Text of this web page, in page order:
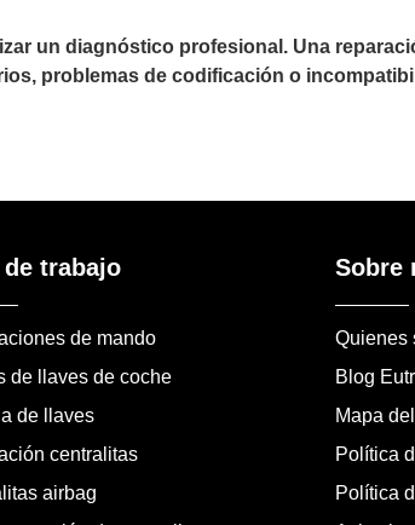
un diagnóstico profesional. Una
problemas de codificación o
de trabajo
de mando
de llaves de coche
de llaves
centralitas
airbag
Sobre
Quienes
Blog
Mapa
Política
Política